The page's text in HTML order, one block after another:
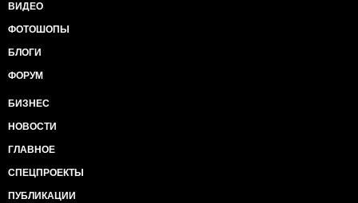
ВИДЕО
ФОТОШОПЫ
БЛОГИ
ФОРУМ
БИЗНЕС
НОВОСТИ
ГЛАВНОЕ
СПЕЦПРОЕКТЫ
ПУБЛИКАЦИИ